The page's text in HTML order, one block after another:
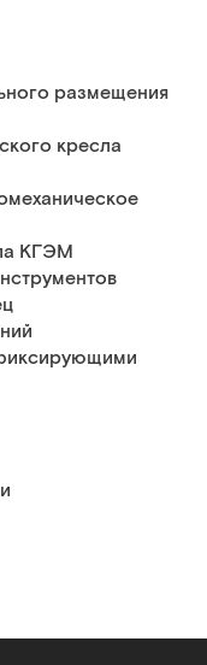
размещения
кресла
КГЭМ